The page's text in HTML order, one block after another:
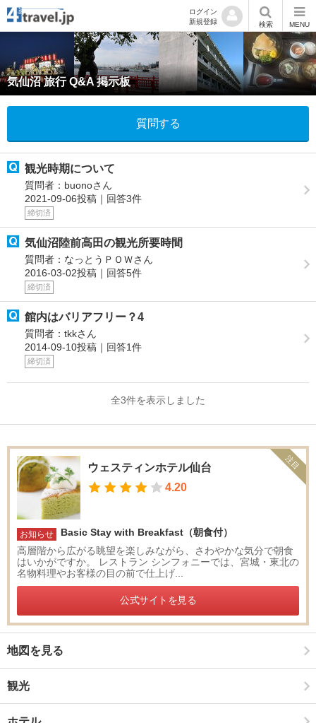
ログイン
新規登録
検索 MENU
気仙沼 旅行 Q&A 掲示板
質問する
観光時期について
質問者：buonoさん
2021-09-06投稿｜回答3件
締切済
気仙沼陸前高田の観光所要時間
質問者：なっとうＰＯＷさん
2016-03-02投稿｜回答5件
締切済
館内はバリアフリー？4
質問者：tkkさん
2014-09-10投稿｜回答1件
締切済
全3件を表示しました
ウェスティンホテル仙台
4.20
お知らせ
Basic Stay with Breakfast（朝食付）
高層階から広がる眺望を楽しみながら、さわやかな気分で朝食
はいかがですか。 レストラン シンフォニーでは、宮城・東北の
名物料理やお客様の目の前で仕上げ...
公式サイトを見る
注目
地図を見る
観光